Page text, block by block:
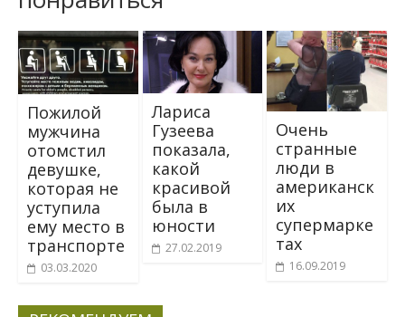
Пожилой
мужчина
отомстил
девушке,
которая не
уступила
ему место в
транспорте
03.03.2020
Лариса
Гузеева
показала,
какой
красивой
была в
юности
27.02.2019
Очень
странные
люди в
американск
их
супермарке
тах
16.09.2019